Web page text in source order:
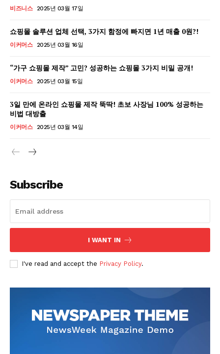
GB leader
SUBSCRIBE NOW
Company
비즈니스 2025년 03월 17일
쇼핑몰 솔루션 업체 선택, 3가지 함정에 빠지면 1년 매출 0원?!
이커머스 2025년 03월 16일
“가구 쇼핑몰 제작” 고민? 성공하는 쇼핑몰 3가지 비밀 공개!
이커머스 2025년 03월 15일
3일 만에 온라인 쇼핑몰 제작 뚝딱! 초보 사장님 100% 성공하는
비법 대방출
이커머스 2025년 03월 14일
Subscribe
I WANT IN
I've read and accept the Privacy Policy.